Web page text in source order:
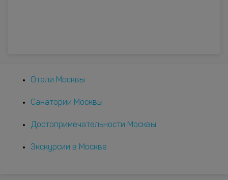
Отели Москвы
Санатории Москвы
Достопримечательности Москвы
Экскурсии в Москве